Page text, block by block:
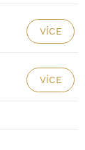
VÍCE
VÍCE